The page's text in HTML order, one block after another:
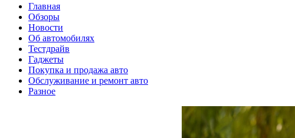
Главная
Обзоры
Новости
Об автомобилях
Тестдрайв
Гаджеты
Покупка и продажа авто
Обслуживание и ремонт авто
Разное